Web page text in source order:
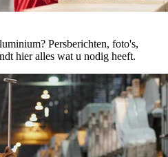
Persberichten, foto's,
hier alles wat u nodig heeft.